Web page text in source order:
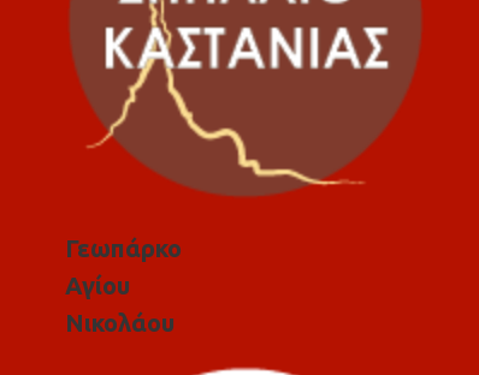
Γεωπάρκο
Αγίου
Νικολάου